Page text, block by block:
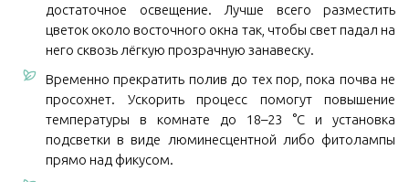
достаточное освещение. Лучше всего разместить
цветок около восточного окна так, чтобы свет падал на
него сквозь лёгкую прозрачную занавеску.
Временно прекратить полив до тех пор, пока почва не
просохнет. Ускорить процесс помогут повышение
температуры в комнате до 18–23 °C и установка
подсветки в виде люминесцентной либо фитолампы
прямо над фикусом.